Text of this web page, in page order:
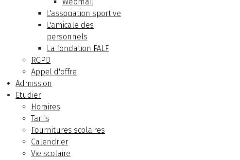
Webmail
L'association sportive
L'amicale des
personnels
La fondation FALF
RGPD
Appel d'offre
Admission
Etudier
Horaires
Tarifs
Fournitures scolaires
Calendrier
Vie scolaire